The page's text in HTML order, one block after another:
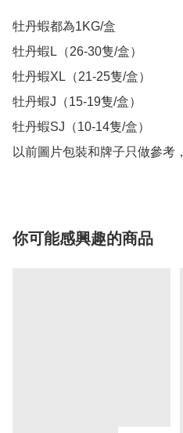
牡丹蝦都為1KG/盒
牡丹蝦L（26-30隻/盒）
牡丹蝦XL（21-25隻/盒）
牡丹蝦J（15-19隻/盒）
牡丹蝦SJ（10-14隻/盒）
以前圖片包裝和牌子只做參考，
你可能感興趣的商品